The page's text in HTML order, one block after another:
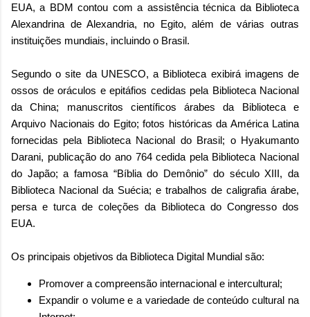
EUA, a BDM contou com a assistência técnica da Biblioteca
Alexandrina de Alexandria, no Egito, além de várias outras
instituições mundiais, incluindo o Brasil.
Segundo o site da UNESCO, a Biblioteca exibirá imagens de
ossos de oráculos e epitáfios cedidas pela Biblioteca Nacional
da China; manuscritos científicos árabes da Biblioteca e
Arquivo Nacionais do Egito; fotos históricas da América Latina
fornecidas pela Biblioteca Nacional do Brasil; o Hyakumanto
Darani, publicação do ano 764 cedida pela Biblioteca Nacional
do Japão; a famosa “Bíblia do Demônio” do século XIII, da
Biblioteca Nacional da Suécia; e trabalhos de caligrafia árabe,
persa e turca de coleções da Biblioteca do Congresso dos
EUA.
Os principais objetivos da Biblioteca Digital Mundial são:
Promover a compreensão internacional e intercultural;
Expandir o volume e a variedade de conteúdo cultural na